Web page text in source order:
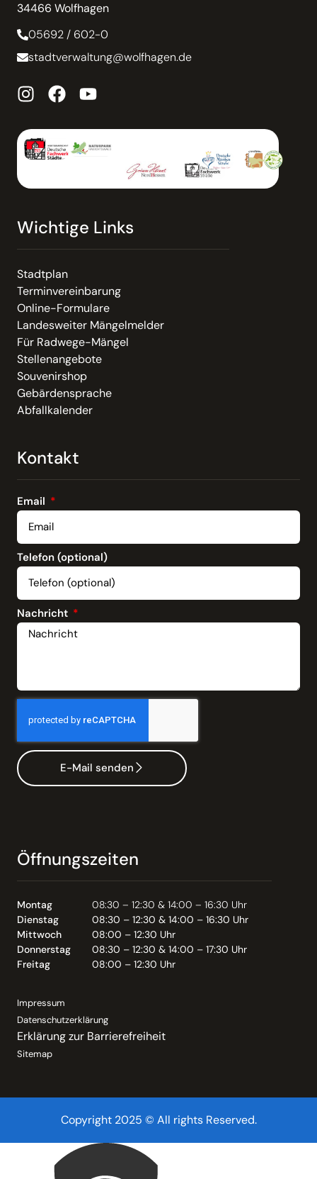
34466 Wolfhagen
05692 / 602-0
stadtverwaltung@wolfhagen.de
Wichtige Links
Stadtplan
Terminvereinbarung
Online-Formulare
Landesweiter Mängelmelder
Für Radwege-Mängel
Stellenangebote
Souvenirshop
Gebärdensprache
Abfallkalender
Kontakt
Email
Telefon (optional)
Nachricht
E-Mail senden
Öffnungszeiten
Montag
08:30 – 12:30 & 14:00 – 16:30 Uhr
Dienstag
08:30 – 12:30 & 14:00 – 16:30 Uhr
Mittwoch
08:00 – 12:30 Uhr
Donnerstag
08:30 – 12:30 & 14:00 – 17:30 Uhr
Freitag
08:00 – 12:30 Uhr
Impressum
Datenschutzerklärung
Erklärung zur Barrierefreiheit
Sitemap
Copyright 2025 © All rights Reserved.